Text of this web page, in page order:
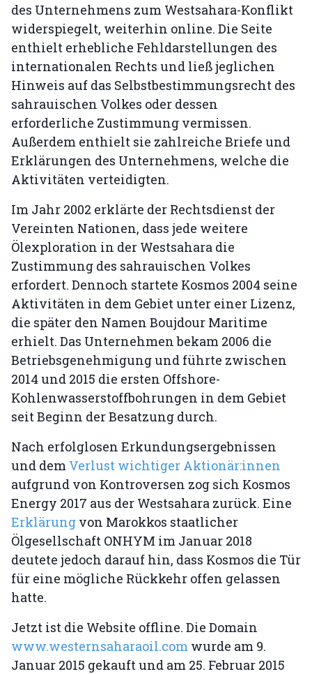
des Unternehmens zum Westsahara-Konflikt
widerspiegelt, weiterhin online. Die Seite
enthielt erhebliche Fehldarstellungen des
internationalen Rechts und ließ jeglichen
Hinweis auf das Selbstbestimmungsrecht des
sahrauischen Volkes oder dessen
erforderliche Zustimmung vermissen.
Außerdem enthielt sie zahlreiche Briefe und
Erklärungen des Unternehmens, welche die
Aktivitäten verteidigten.
Im Jahr 2002 erklärte der Rechtsdienst der
Vereinten Nationen, dass jede weitere
Ölexploration in der Westsahara die
Zustimmung des sahrauischen Volkes
erfordert. Dennoch startete Kosmos 2004 seine
Aktivitäten in dem Gebiet unter einer Lizenz,
die später den Namen Boujdour Maritime
erhielt. Das Unternehmen bekam 2006 die
Betriebsgenehmigung und führte zwischen
2014 und 2015 die ersten Offshore-
Kohlenwasserstoffbohrungen in dem Gebiet
seit Beginn der Besatzung durch.
Nach erfolglosen Erkundungsergebnissen
und dem Verlust wichtiger Aktionär:innen
aufgrund von Kontroversen zog sich Kosmos
Energy 2017 aus der Westsahara zurück. Eine
Erklärung von Marokkos staatlicher
Ölgesellschaft ONHYM im Januar 2018
deutete jedoch darauf hin, dass Kosmos die Tür
für eine mögliche Rückkehr offen gelassen
hatte.
Jetzt ist die Website offline. Die Domain
www.westernsaharaoil.com wurde am 9.
Januar 2015 gekauft und am 25. Februar 2015